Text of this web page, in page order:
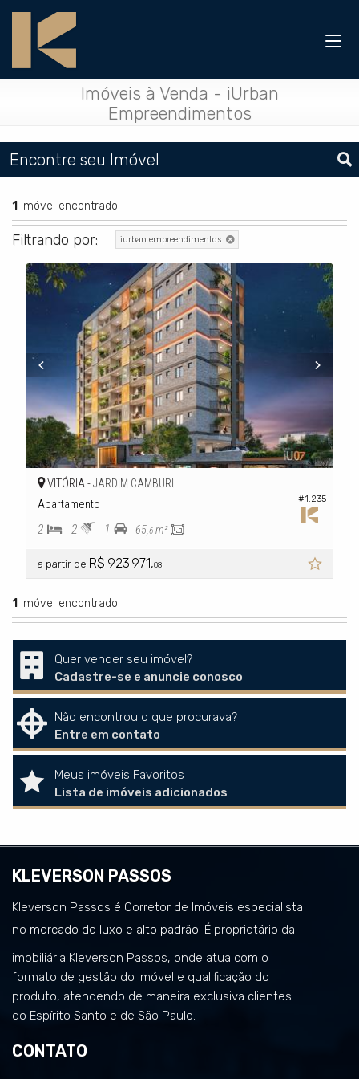
Imóveis à Venda - iUrban
Empreendimentos
Encontre seu Imóvel
1 imóvel encontrado
Filtrando por: iurban empreendimentos
#1.235
VITÓRIA -JARDIM CAMBURI
Apartamento
2 2 1 65,6 m²
a partir de R$ 923.971,08
1 imóvel encontrado
Quer vender seu imóvel?
Cadastre-se e anuncie conosco
Não encontrou o que procurava?
Entre em contato
Meus imóveis Favoritos
Lista de imóveis adicionados
KLEVERSON PASSOS
Kleverson Passos é Corretor de Imóveis especialista
no mercado de luxo e alto padrão. É proprietário da
imobiliária Kleverson Passos, onde atua com o
formato de gestão do imóvel e qualificação do
produto, atendendo de maneira exclusiva clientes
do Espírito Santo e de São Paulo.
CONTATO